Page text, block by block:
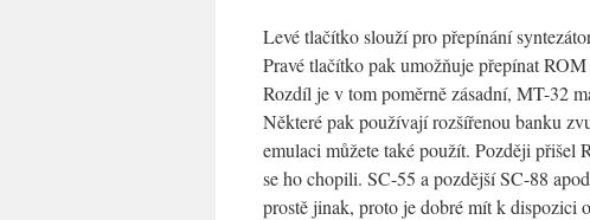
Levé tlačítko slouží pro přepínání
Pravé tlačítko pak umožňuje přepínat
Rozdíl je v tom poměrně zásadní, MT-32
Některé pak používají rozšířenou banku
emulaci můžete také použít. Později přišel
se ho chopili. SC-55 a pozdější SC-88
prostě jinak, proto je dobré mít k dispozici